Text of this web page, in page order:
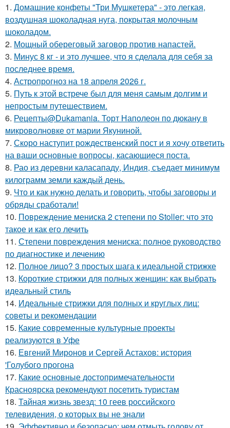
1. Домашние конфеты "Три Мушкетера" - это легкая,
воздушная шоколадная нуга, покрытая молочным
шоколадом.
2. Мощный обереговый заговор против напастей.
3. Минус 8 кг - и это лучшее, что я сделала для себя за
последнее время.
4. Астропрогноз на 18 апреля 2026 г.
5. Путь к этой встрече был для меня самым долгим и
непростым путешествием.
6. Рецепты@Dukamania. Торт Наполеон по дюкану в
микроволновке от марии Якуниной.
7. Скоро наступит рождественский пост и я хочу ответить
на ваши основные вопросы, касающиеся поста.
8. Рао из деревни каласападу, Индия, съедает минимум
килограмм земли каждый день.
9. Что и как нужно делать и говорить, чтобы заговоры и
обряды сработали!
10. Повреждение мениска 2 степени по Stoller: что это
такое и как его лечить
11. Степени повреждения мениска: полное руководство
по диагностике и лечению
12. Полное лицо? 3 простых шага к идеальной стрижке
13. Короткие стрижки для полных женщин: как выбрать
идеальный стиль
14. Идеальные стрижки для полных и круглых лиц:
советы и рекомендации
15. Какие современные культурные проекты
реализуются в Уфе
16. Евгений Миронов и Сергей Астахов: история
'Голубого прогона
17. Какие основные достопримечательности
Красноярска рекомендуют посетить туристам
18. Тайная жизнь звезд: 10 геев российского
телевидения, о которых вы не знали